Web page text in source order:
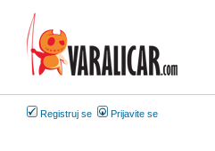
Registruj se Prijavite se